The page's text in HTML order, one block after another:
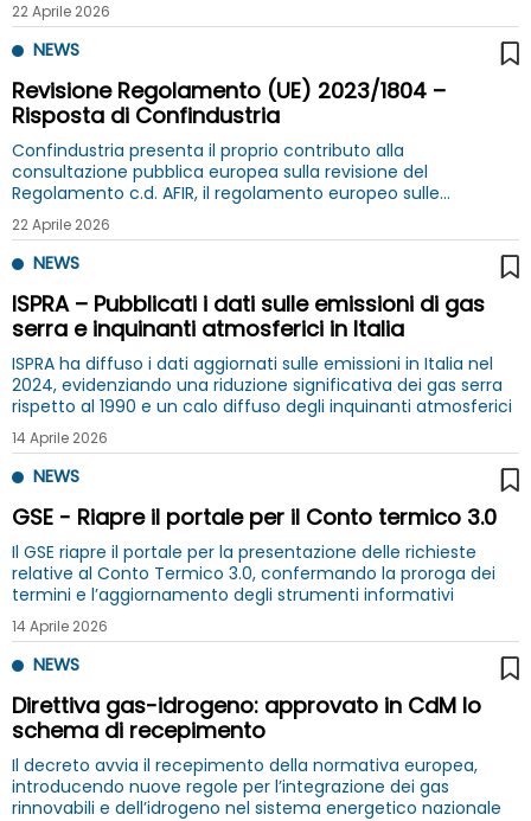
22 Aprile 2026
NEWS
Revisione Regolamento (UE) 2023/1804 –
Risposta di Confindustria
Confindustria presenta il proprio contributo alla
consultazione pubblica europea sulla revisione del
Regolamento c.d. AFIR, il regolamento europeo sulle
infrastrutture per i combustibili alternativi
22 Aprile 2026
NEWS
ISPRA – Pubblicati i dati sulle emissioni di gas
serra e inquinanti atmosferici in Italia
ISPRA ha diffuso i dati aggiornati sulle emissioni in Italia nel
2024, evidenziando una riduzione significativa dei gas serra
rispetto al 1990 e un calo diffuso degli inquinanti atmosferici
14 Aprile 2026
NEWS
GSE - Riapre il portale per il Conto termico 3.0
Il GSE riapre il portale per la presentazione delle richieste
relative al Conto Termico 3.0, confermando la proroga dei
termini e l’aggiornamento degli strumenti informativi
14 Aprile 2026
NEWS
Direttiva gas-idrogeno: approvato in CdM lo
schema di recepimento
Il decreto avvia il recepimento della normativa europea,
introducendo nuove regole per l’integrazione dei gas
rinnovabili e dell’idrogeno nel sistema energetico nazionale